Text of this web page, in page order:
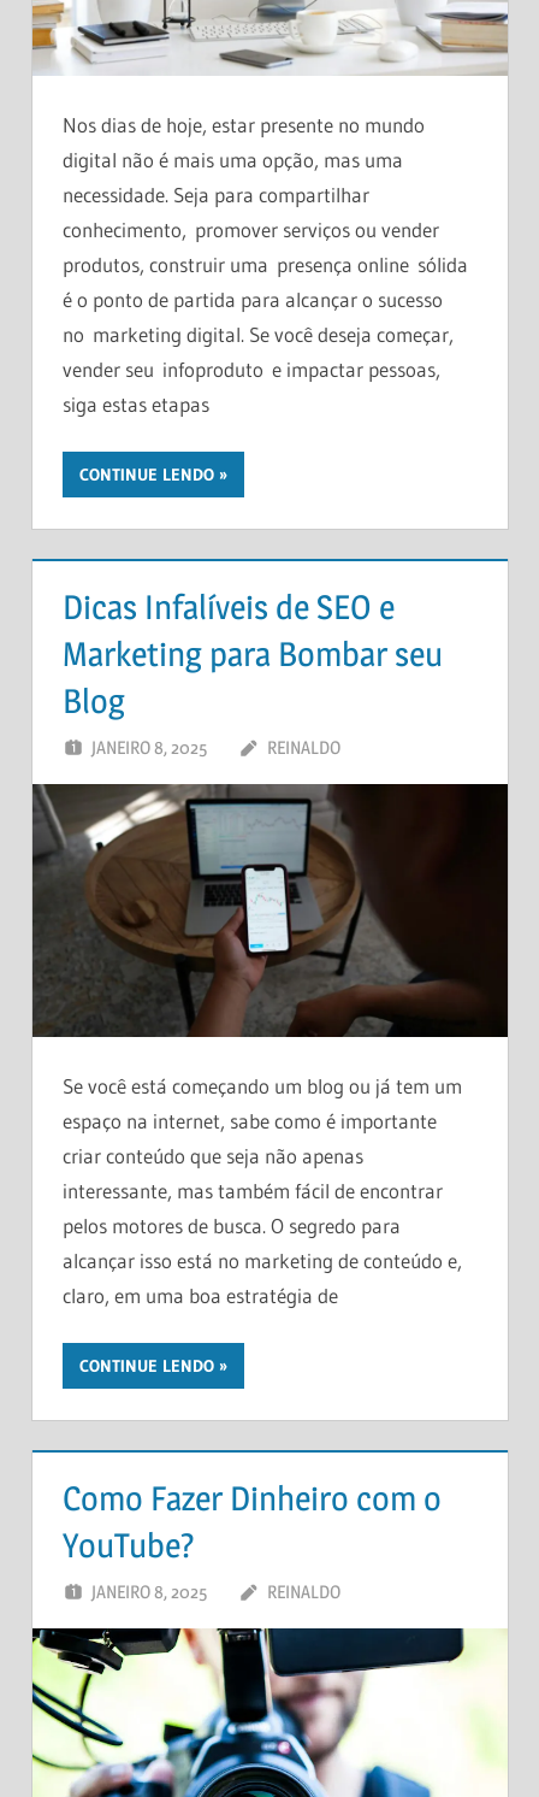
Nos dias de hoje, estar presente no mundo
digital não é mais uma opção, mas uma
necessidade. Seja para compartilhar
conhecimento, promover serviços ou vender
produtos, construir uma presença online sólida
é o ponto de partida para alcançar o sucesso
no marketing digital. Se você deseja começar,
vender seu infoproduto e impactar pessoas,
siga estas etapas
CONTINUE LENDO
Dicas Infalíveis de SEO e
Marketing para Bombar seu
Blog
JANEIRO 8, 2025 REINALDO
Se você está começando um blog ou já tem um
espaço na internet, sabe como é importante
criar conteúdo que seja não apenas
interessante, mas também fácil de encontrar
pelos motores de busca. O segredo para
alcançar isso está no marketing de conteúdo e,
claro, em uma boa estratégia de
CONTINUE LENDO
Como Fazer Dinheiro com o
YouTube?
JANEIRO 8, 2025 REINALDO